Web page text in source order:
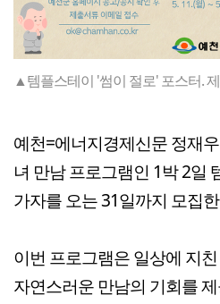
▲템플스테이 '썸이 절로' 포스터.
예천=에너지경제신문 정재
녀 만남 프로그램인 1박 2일
가자를 오는 31일까지 모집
이번 프로그램은 일상에 지
자연스러운 만남의 기회를